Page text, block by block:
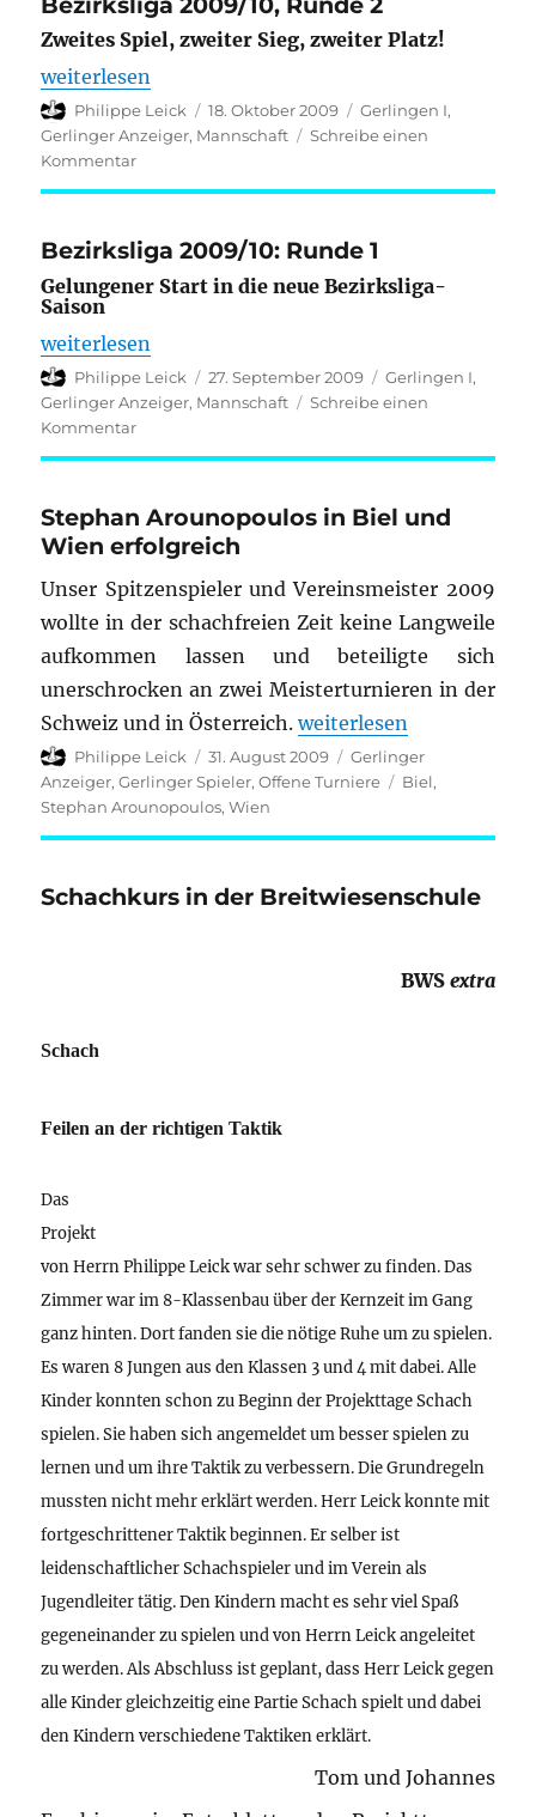
3
Zweites Spiel, zweiter Sieg, zweiter Platz!
„Bezirksliga 2009/10, Runde 2“
weiterlesen
Autor
Philippe Leick
Veröffentlicht
am
18. Oktober 2009 Kategorien
Gerlingen I,
Gerlinger Anzeiger, Mannschaft
Schreibe einen
Kommentarzu
Bezirksliga
2
Bezirksliga 2009/10: Runde 1
Gelungener Start in die neue Bezirksliga-
Saison
„Bezirksliga 2009/10: Runde 1“
weiterlesen
Autor
Philippe Leick
Veröffentlicht
am
27. September 2009 Kategorien
Gerlingen I,
Gerlinger Anzeiger, Mannschaft
Schreibe einen
Kommentarzu
1
Stephan Arounopoulos in Biel und
Wien erfolgreich
Unser Spitzenspieler und Vereinsmeister 2009
wollte in der schachfreien Zeit keine Langweile
aufkommen lassen und beteiligte sich
unerschrocken an zwei Meisterturnieren in der
Schweiz und in Österreich.„Stephan
weiterlesen
Autor
Philippe Leick
Veröffentlicht
am
31. August 2009 Kategorien
Gerlinger
Anzeiger,Gerlinger Spieler,Offene Turniere Schlagwörter
Biel,
Stephan Arounopoulos,Wien
Schachkurs in der Breitwiesenschule
BWS extra
Schach
Feilen an der richtigen Taktik
Das
Projekt
von Herrn Philippe Leick war sehr schwer zu finden. Das
Zimmer war im 8-Klassenbau über der Kernzeit im Gang
ganz hinten. Dort fanden sie die nötige Ruhe um zu spielen.
Es waren 8 Jungen aus den Klassen 3 und 4 mit dabei. Alle
Kinder konnten schon zu Beginn der Projekttage Schach
spielen. Sie haben sich angemeldet um besser spielen zu
lernen und um ihre Taktik zu verbessern. Die Grundregeln
mussten nicht mehr erklärt werden. Herr Leick konnte mit
fortgeschrittener Taktik beginnen. Er selber ist
leidenschaftlicher Schachspieler und im Verein als
Jugendleiter tätig. Den Kindern macht es sehr viel Spaß
gegeneinander zu spielen und von Herrn Leick angeleitet
zu werden. Als Abschluss ist geplant, dass Herr Leick gegen
alle Kinder gleichzeitig eine Partie Schach spielt und dabei
den Kindern verschiedene Taktiken erklärt.
Tom und Johannes